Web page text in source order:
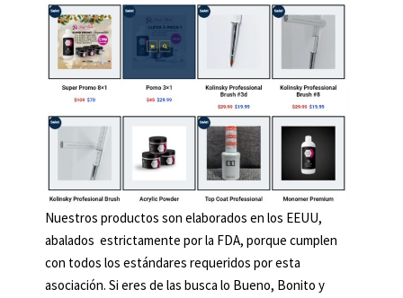
Nuestros productos son elaborados en los EEUU,
abalados estrictamente por la FDA, porque cumplen
con todos los estándares requeridos por esta
asociación. Si eres de las busca lo Bueno, Bonito y